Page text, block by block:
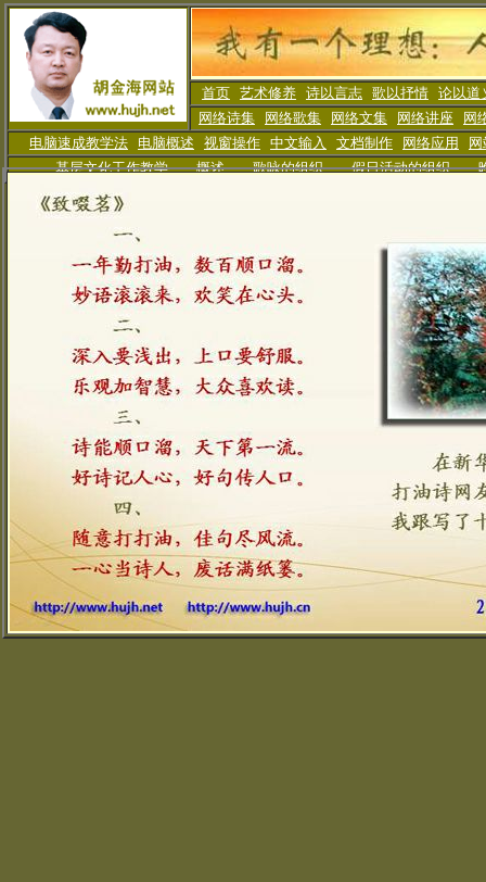
首页 艺术修养 诗以言志 歌以抒情 论以道
网络诗集
网络歌集 网络文集 网络讲座
网
电脑速成教学法
电脑概述 视窗操作 中文输入 文档制作 网络应用
基层文化工作教学
概述 歌咏的组织 假日活动的组织